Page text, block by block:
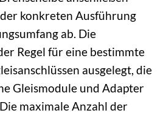
konkreten Ausführung
ab. Die
Regel für eine bestimmte
ausgelegt, die
Gleismodule und Adapter
maximale Anzahl der